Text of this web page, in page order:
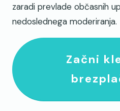
zaradi prevlade občasnih
nedoslednega moderiranja.
Začni